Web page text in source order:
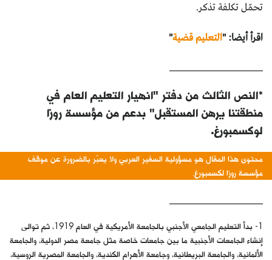
تحمّل تكلفة تذكر.
اقرأ أيضا: "التعليم قضية"
*النص الثالث من دفتر "انهيار التعليم العام في
منطقتنا يرهن المستقبل" بدعم من مؤسسة روزا
لوكسمبورغ.
محتوى هذا المقال هو مسؤولية السفير العربي ولا يعبّر بالضرورة عن موقف
مؤسسة روزا لكسمبورغ.
1- بدأ التعليم الجامعي الأجنبي بالجامعة الأمريكية في العام 1919، ثم توالى
إنشاء الجامعات الأجنبية ما بين جامعات خاصة مثل جامعة مصر الدولية، والجامعة
الألمانية، والجامعة البريطانية، وجامعة الأهرام الكندية، والجامعة المصرية الروسية،